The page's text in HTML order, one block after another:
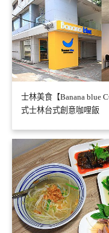
士林美食【Banana blue
式士林台式創意咖哩飯